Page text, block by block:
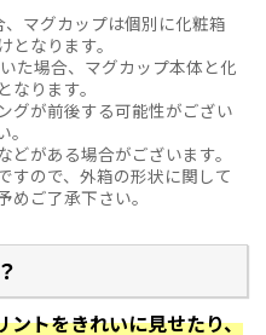
マグカップは個別に化粧箱
となります。
た場合、マグカップ本体と化
ります。
グが前後する可能性がござい
がある場合がございます。
すので、外箱の形状に関して
ご了承下さい。
ントをきれいに見せたり、